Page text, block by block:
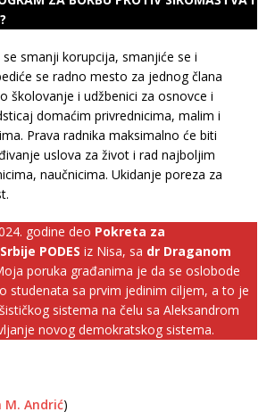
se smanji korupcija, smanjiće se i
se radno mesto za jednog člana
školovanje i udžbenici za osnovce i
domaćim privrednicima, malim i
Prava radnika maksimalno će biti
uslova za život i rad najboljim
naučnicima. Ukidanje poreza za
godine deo Pokreta za
PODES iz Nisa, sa dr Draganom
poruka građanima je da se oslobode
studenata sa prvim jedinim ciljem, a to je
sistema na čelu sa Aleksandrom
novog demokratskog sistema.
M. Andrić)